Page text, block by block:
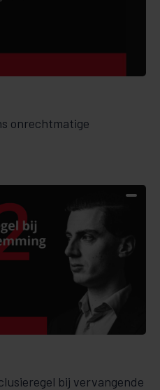
onrechtmatige
bij vervangende